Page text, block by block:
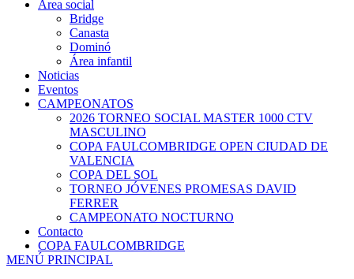
Área social
Bridge
Canasta
Dominó
Área infantil
Noticias
Eventos
CAMPEONATOS
2026 TORNEO SOCIAL MASTER 1000 CTV
MASCULINO
COPA FAULCOMBRIDGE OPEN CIUDAD DE
VALENCIA
COPA DEL SOL
TORNEO JÓVENES PROMESAS DAVID
FERRER
CAMPEONATO NOCTURNO
Contacto
COPA FAULCOMBRIDGE
MENÚ PRINCIPAL